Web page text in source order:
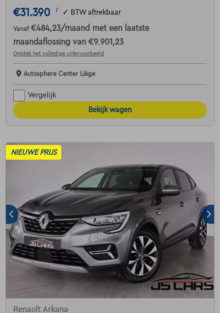
€31.390 1 ✓ BTW aftrekbaar
Vanaf €484,23/maand met een laatste
maandaflossing van €9.901,23
Ontdek het volledige cijfervoorbeeld
Autosphere Center Liège
Vergelijk
Bekijk wagen
NIEUWE PRIJS
Renault Arkana